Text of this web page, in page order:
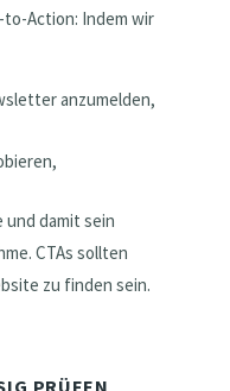
to-Action: Indem wir
anzumelden,
und damit sein
CTAs sollten
zu finden sein.